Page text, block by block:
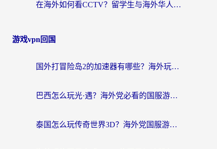
在海外如何看CCTV？留学生与海外华人的实用回国加速指南
游戏vpn回国
国外打冒险岛2的加速器有哪些？海外玩家国服畅玩全攻略（附实测推荐）
巴西怎么玩光·遇？海外党必看的国服游戏加速器选择指南（附3款热门游戏实测）
泰国怎么玩传奇世界3D？海外党国服游戏加速终极指南（附非洲欧洲热门游戏解决方案）